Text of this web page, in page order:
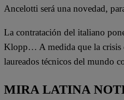
Ancelotti será una novedad,
La contratación del italiano
Klopp… A medida que la crisis
laureados técnicos del mundo
MIRA LATINA